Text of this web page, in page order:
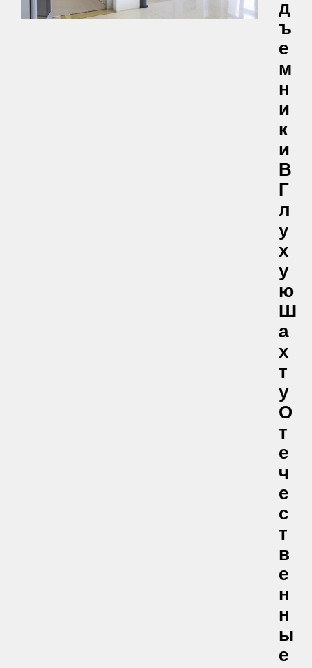
Д
Ъ
Е
М
Н
И
К
И
В
Г
Л
У
Х
У
Ю
Ш
А
Х
Т
У
О
Т
Е
Ч
Е
С
Т
В
Е
Н
Н
Ы
Е